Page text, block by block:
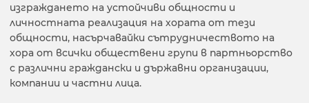
изграждането на устойчиви общности и
личностната реализация на хората от тези
общности, насърчавайки сътрудничеството на
хора от всички обществени групи в партньорство
с различни граждански и държавни организации,
компании и частни лица.